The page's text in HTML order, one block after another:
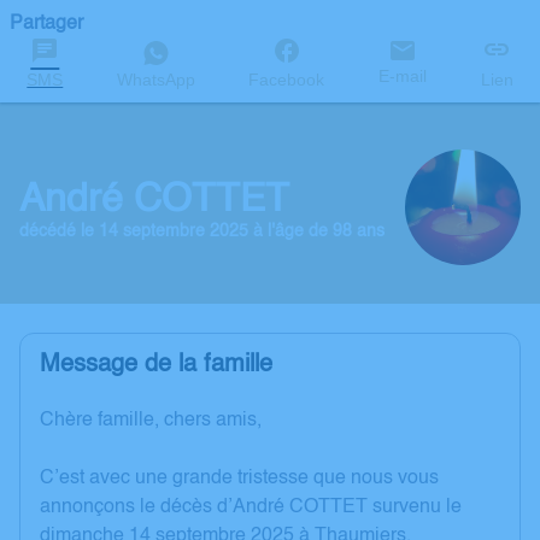
Partager
SMS WhatsApp Facebook E-mail Lien
André COTTET
décédé le 14 septembre 2025 à l'âge de 98 ans
Message de la famille
Chère famille, chers amis,
C’est avec une grande tristesse que nous vous
annonçons le décès d’André COTTET survenu le